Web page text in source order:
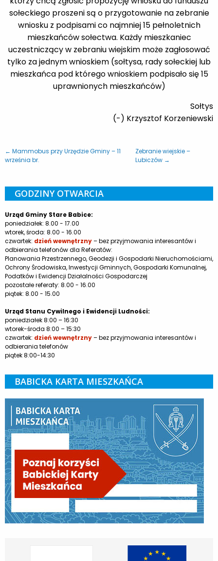
sołeckiego proszeni są o przygotowanie na zebranie
wniosku z podpisami co najmniej 15 pełnoletnich
mieszkańców sołectwa. Każdy mieszkaniec
uczestniczący w zebraniu wiejskim może zagłosować
tylko za jednym wnioskiem (sołtysa, rady sołeckiej lub
mieszkańca pod którego wnioskiem podpisało się 15
uprawnionych mieszkańców)
Sołtys
(-) Krzysztof Korzeniewski
← Mammobus przy Urzędzie Gminy – 11
września br.
Zebranie wiejskie –
Lubiczów →
GODZINY OTWARCIA
Urząd Gminy Stare Babice:
poniedziałek: 8.00 - 17.00
wtorek, środa: 8.00 - 16.00
czwartek: dzień wewnętrzny– bez przyjmowania interesantów i
odbierania telefonów dla Referatów:
Planowania Przestrzennego, Geodezji i Gospodarki Nieruchomościami,
Ochrony Środowiska, Inwestycji Gminnych, Gospodarki Komunalnej,
Podatków i Ewidencji Działalności Gospodarczej
pozostałe referaty: 8.00 - 16.00
piątek: 8.00 - 15.00
Urząd Stanu Cywilnego i Ewidencji Ludności:
poniedziałek 8:00 – 16:30
wtorek-środa 8:00 – 15:30
czwartek: dzień wewnętrzny– bez przyjmowania interesantów i
odbierania telefonów
piątek 8:00-14:30
BABICKA KARTA MIESZKAŃCA